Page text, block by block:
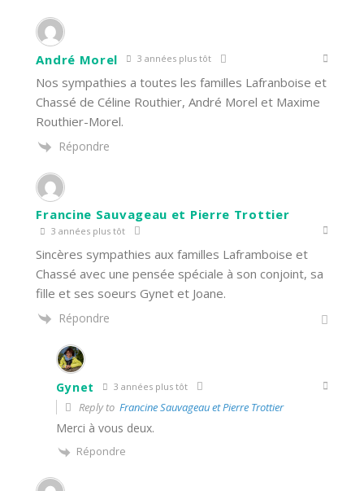
André Morel 3 années plus tôt
Nos sympathies a toutes les familles Lafranboise et
Chassé de Céline Routhier, André Morel et Maxime
Routhier-Morel.
Répondre
Francine Sauvageau et Pierre Trottier
3 années plus tôt
Sincères sympathies aux familles Laframboise et
Chassé avec une pensée spéciale à son conjoint, sa
fille et ses soeurs Gynet et Joane.
Répondre
Gynet 3 années plus tôt
Reply toFrancine Sauvageau et Pierre Trottier
Merci à vous deux.
Répondre